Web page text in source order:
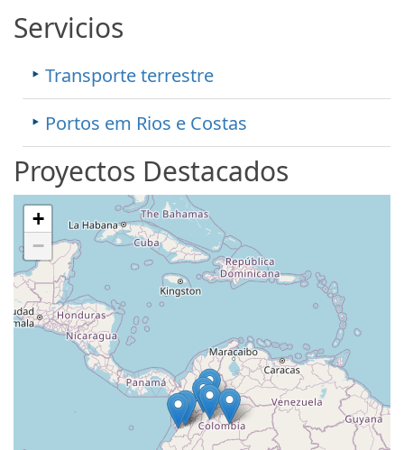
Servicios
Transporte terrestre
Portos em Rios e Costas
Proyectos Destacados
+
−